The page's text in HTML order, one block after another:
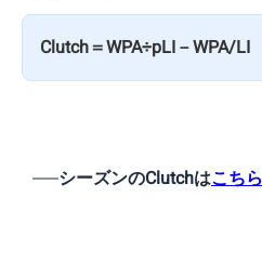
Clutch＝WPA÷pLI－WPA/LI
シーズンのClutchはこちら